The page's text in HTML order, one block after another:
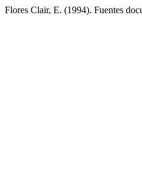
Flores Clair, E. (1994). Fuentes